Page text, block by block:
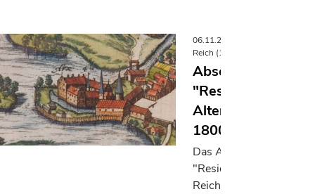
06.11.2025
Reich (1300-1800)
"Residenzstädte
Alten Reich
1800) | Eutin,
Das Akademieprojekt
"Residenzstädte im
Reich…